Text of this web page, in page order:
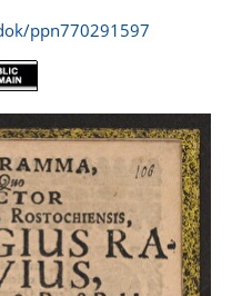
ppn770291597